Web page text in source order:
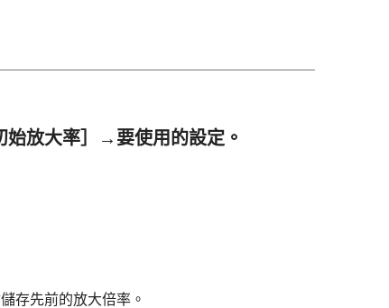
始放大率］ →要使用的設定。
存先前的放大倍率。